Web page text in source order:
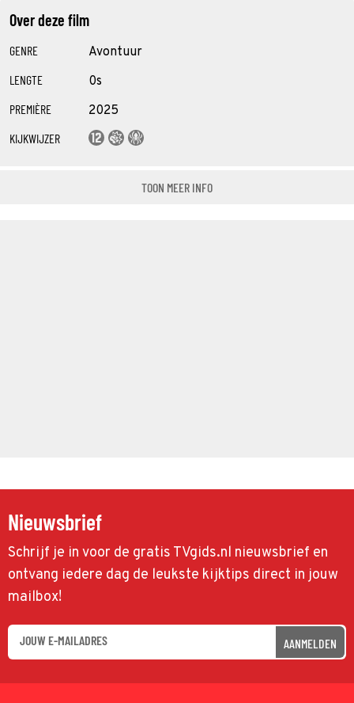
Over deze film
GENRE Avontuur
LENGTE 0s
PREMIÈRE 2025
KIJKWIJZER
TOON MEER INFO
Nieuwsbrief
Schrijf je in voor de gratis TVgids.nl nieuwsbrief en
ontvang iedere dag de leukste kijktips direct in jouw
mailbox!
AANMELDEN